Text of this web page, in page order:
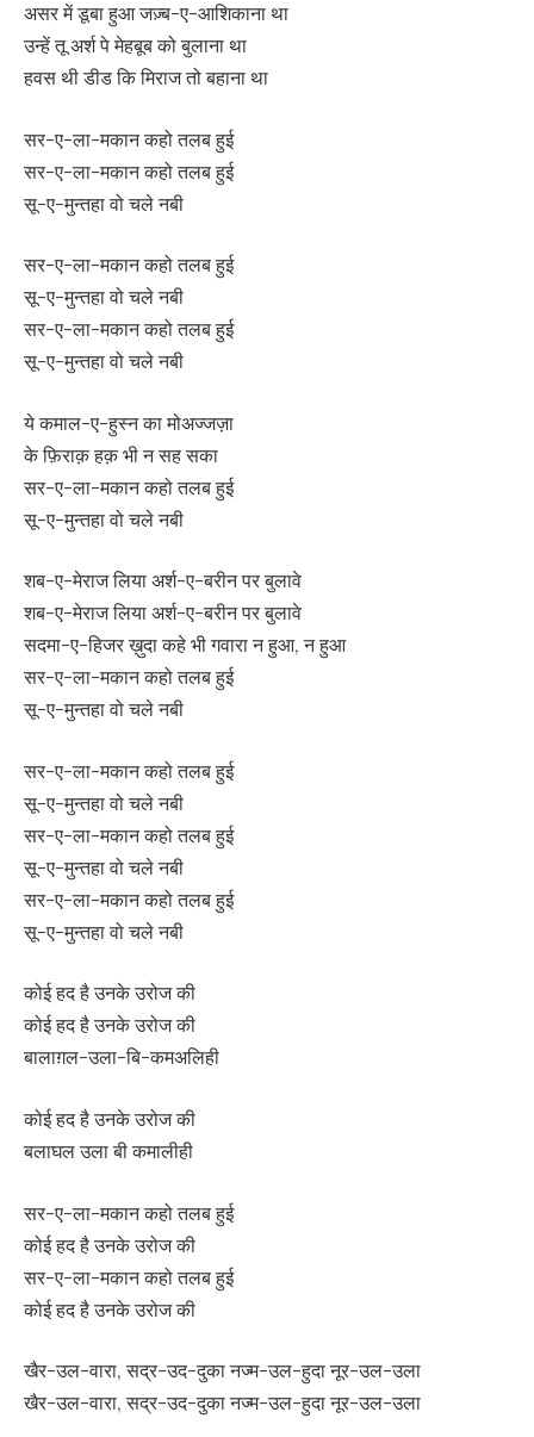
असर में डूबा हुआ जज़्ब-ए-आशिकाना था
उन्हें तू अर्श पे मेहबूब को बुलाना था
हवस थी डीड कि मिराज तो बहाना था
सर-ए-ला-मकान कहो तलब हुई
सर-ए-ला-मकान कहो तलब हुई
सू-ए-मुन्तहा वो चले नबी
सर-ए-ला-मकान कहो तलब हुई
सू-ए-मुन्तहा वो चले नबी
सर-ए-ला-मकान कहो तलब हुई
सू-ए-मुन्तहा वो चले नबी
ये कमाल-ए-हुस्न का मोअज्जज़ा
के फ़िराक़ हक़ भी न सह सका
सर-ए-ला-मकान कहो तलब हुई
सू-ए-मुन्तहा वो चले नबी
शब-ए-मेराज लिया अर्श-ए-बरीन पर बुलावे
शब-ए-मेराज लिया अर्श-ए-बरीन पर बुलावे
सदमा-ए-हिजर ख़ुदा कहे भी गवारा न हुआ, न हुआ
सर-ए-ला-मकान कहो तलब हुई
सू-ए-मुन्तहा वो चले नबी
सर-ए-ला-मकान कहो तलब हुई
सू-ए-मुन्तहा वो चले नबी
सर-ए-ला-मकान कहो तलब हुई
सू-ए-मुन्तहा वो चले नबी
सर-ए-ला-मकान कहो तलब हुई
सू-ए-मुन्तहा वो चले नबी
कोई हद है उनके उरोज की
कोई हद है उनके उरोज की
बालाग़ल-उला-बि-कमअलिही
कोई हद है उनके उरोज की
बलाघल उला बी कमालीही
सर-ए-ला-मकान कहो तलब हुई
कोई हद है उनके उरोज की
सर-ए-ला-मकान कहो तलब हुई
कोई हद है उनके उरोज की
खैर-उल-वारा, सद्र-उद-दुका नज्म-उल-हुदा नूर-उल-उला
खैर-उल-वारा, सद्र-उद-दुका नज्म-उल-हुदा नूर-उल-उला